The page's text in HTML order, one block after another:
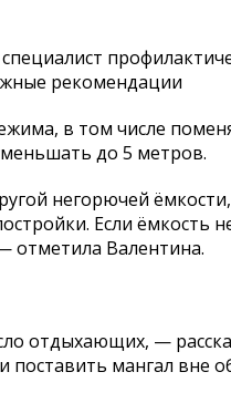
рекомендации
в том числе
до 5 метров.
негорючей
Если ёмкость
отметила Валентина.
отдыхающих, —
поставить мангал вне